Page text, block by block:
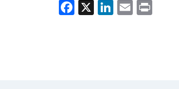
Facebook
X LinkedIn
Email